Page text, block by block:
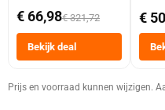
abonnement
€ 66,98€ 321,72
Bekijk deal
€
Prijs en voorraad kunnen wijzigen.